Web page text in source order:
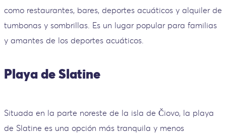
como restaurantes, bares, deportes acuáticos y alquiler de
tumbonas y sombrillas. Es un lugar popular para familias
y amantes de los deportes acuáticos.
Playa de Slatine
Situada en la parte noreste de la isla de Čiovo, la playa
de Slatine es una opción más tranquila y menos